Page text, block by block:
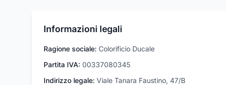
Informazioni legali
Ragione sociale: Colorificio Ducale
Partita IVA: 00337080345
Indirizzo legale: Viale Tanara Faustino, 47/B